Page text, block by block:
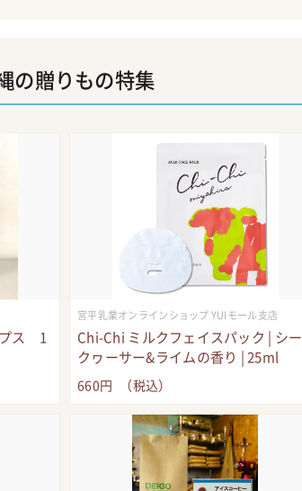
の贈りもの特集
プス 1
宮平乳業オンラインショップ YUIモール支店
Chi-Chi ミルクフェイスパック | シー
クヮーサー&ライムの香り | 25ml
660円 （税込）